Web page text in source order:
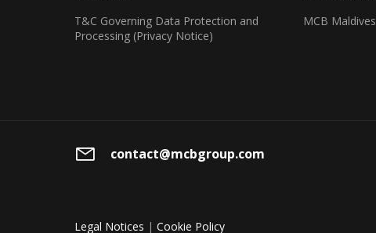
T&C Governing Data Protection and
Processing (Privacy Notice)
MCB Maldives
contact@mcbgroup.com
Legal Notices | Cookie Policy